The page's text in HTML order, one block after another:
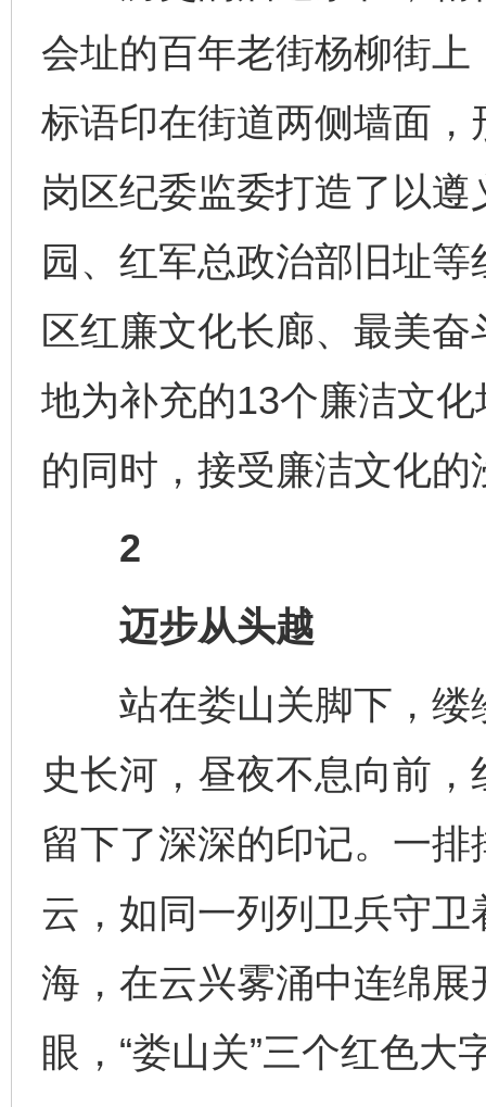
会址的百年老街杨柳街
标语印在街道两侧墙面
岗区纪委监委打造了以
园、红军总政治部旧址
区红廉文化长廊、最美
地为补充的13个廉洁文
的同时，接受廉洁文化的
2
迈步从头越
站在娄山关脚下，缕
史长河，昼夜不息向前
留下了深深的印记。一
云，如同一列列卫兵守
海，在云兴雾涌中连绵
眼，“娄山关”三个红色